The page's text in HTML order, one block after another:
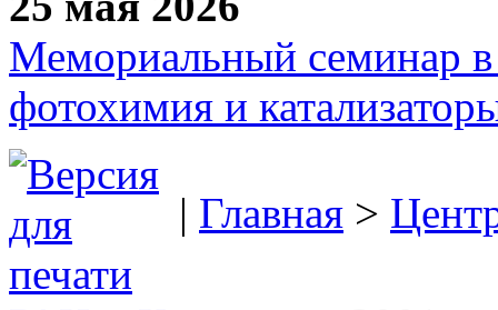
Мемориальный семинар в
фотохимия и
| Главная >